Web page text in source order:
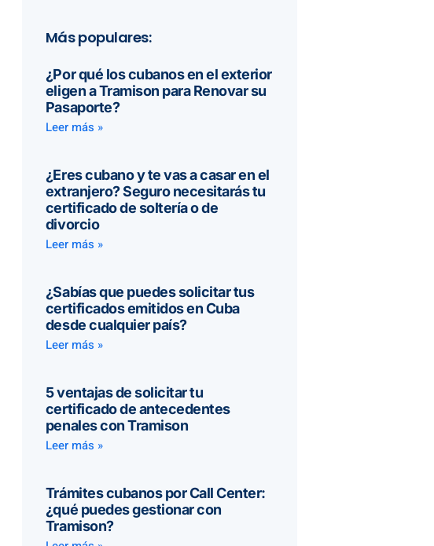
Más populares:
¿Por qué los cubanos en el exterior
eligen a Tramison para Renovar su
Pasaporte?
Leer más »
¿Eres cubano y te vas a casar en el
extranjero? Seguro necesitarás tu
certificado de soltería o de
divorcio
Leer más »
¿Sabías que puedes solicitar tus
certificados emitidos en Cuba
desde cualquier país?
Leer más »
5 ventajas de solicitar tu
certificado de antecedentes
penales con Tramison
Leer más »
Trámites cubanos por Call Center:
¿qué puedes gestionar con
Tramison?